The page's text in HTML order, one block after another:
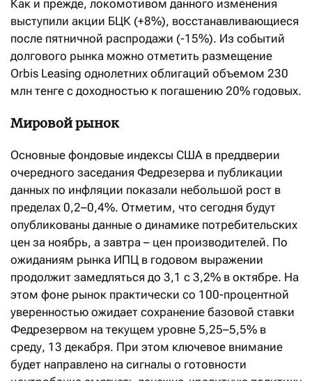
Как и прежде, локомотивом данного изменения
выступили акции БЦК (+8%), восстанавливающиеся
после пятничной распродажи (-15%). Из событий
долгового рынка можно отметить размещение
Orbis Leasing однолетних облигаций объемом 230
млн тенге с доходностью к погашению 20% годовых.
Мировой рынок
Основные фондовые индексы США в преддверии
очередного заседания Федрезерва и публикации
данных по инфляции показали небольшой рост в
пределах 0,2–0,4%. Отметим, что сегодня будут
опубликованы данные о динамике потребительских
цен за ноябрь, а завтра – цен производителей. По
ожиданиям рынка ИПЦ в годовом выражении
продолжит замедляться до 3,1 с 3,2% в октябре. На
этом фоне рынок практически со 100-процентной
уверенностью ожидает сохранение базовой ставки
Федрезервом на текущем уровне 5,25–5,5% в
среду, 13 декабря. При этом ключевое внимание
будет направлено на сигналы о готовности